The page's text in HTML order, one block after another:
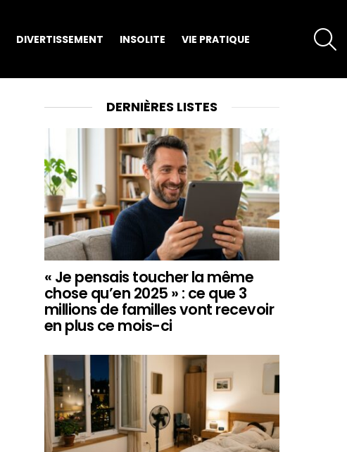
DIVERTISSEMENT INSOLITE VIE PRATIQUE
DERNIÈRES LISTES
« Je pensais toucher la même
chose qu’en 2025 » : ce que 3
millions de familles vont recevoir
en plus ce mois-ci